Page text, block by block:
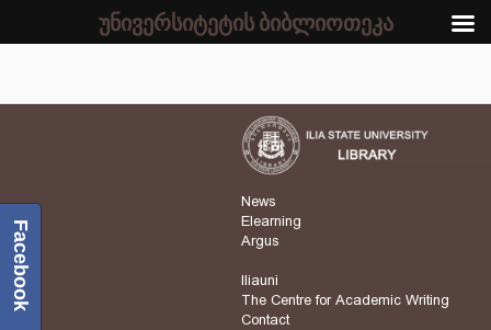
News
Elearning
Argus
Iliauni
The Centre for Academic Writing
Contact
Facebook
უნივერსიტეტის ბიბლიოთეკა